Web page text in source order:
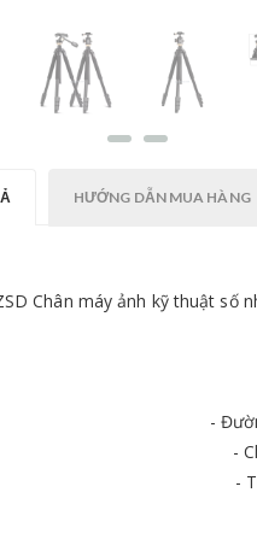
HƯỚNG DẪN MUA HÀNG
Chân máy ảnh kỹ thuật số
-
-
-